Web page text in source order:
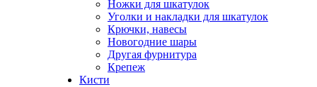
Ножки для шкатулок
Уголки и накладки для шкатулок
Крючки, навесы
Новогодние шары
Другая фурнитура
Крепеж
Кисти